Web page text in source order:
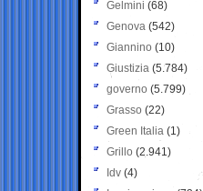
Gelmini (68)
Genova (542)
Giannino (10)
Giustizia (5.784)
governo (5.799)
Grasso (22)
Green Italia (1)
Grillo (2.941)
Idv (4)